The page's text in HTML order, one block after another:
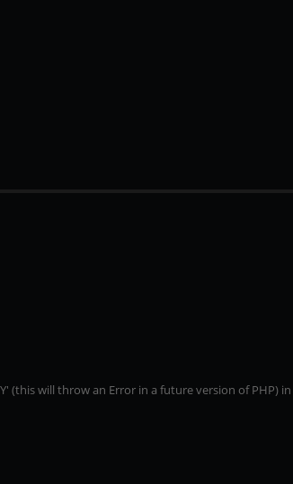
(this will throw an Error in a future version of PHP) in